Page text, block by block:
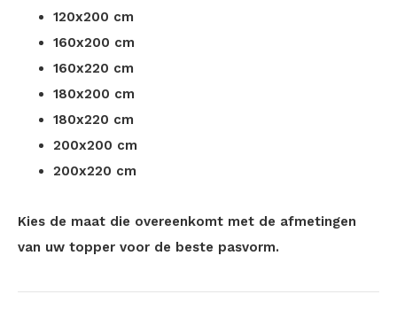
120x200 cm
160x200 cm
160x220 cm
180x200 cm
180x220 cm
200x200 cm
200x220 cm
Kies de maat die overeenkomt met de afmetingen
van uw topper voor de beste pasvorm.